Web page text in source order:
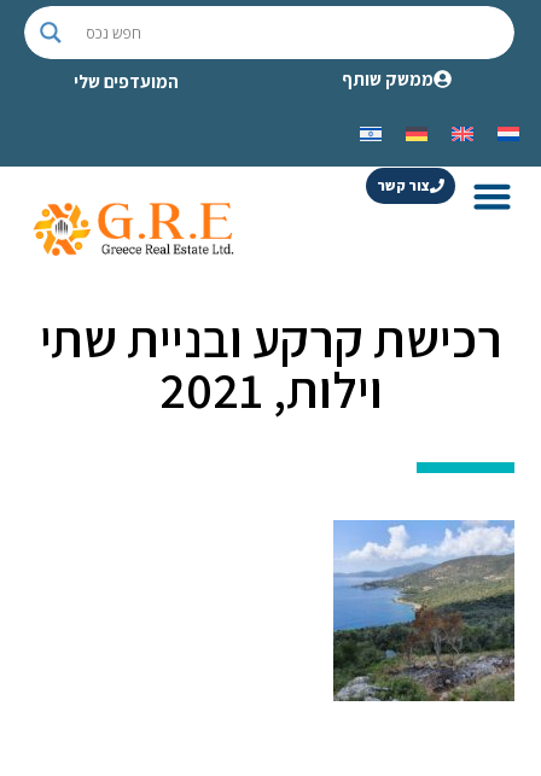
ממשק שותף המועדפים שלי
צור קשר
רכישת קרקע ובניית שתי
וילות, 2021